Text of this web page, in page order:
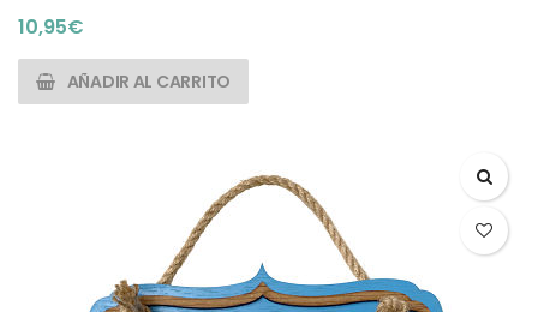
10,95€
AÑADIR AL CARRITO